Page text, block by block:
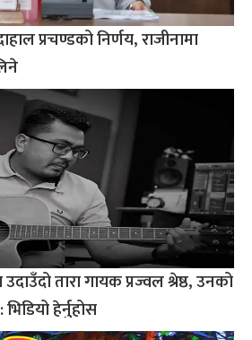
प्रचण्डको निर्णय, राजीनामा
तारा गायक प्रज्वल श्रेष्ठ, उनको
हेर्नुहोस